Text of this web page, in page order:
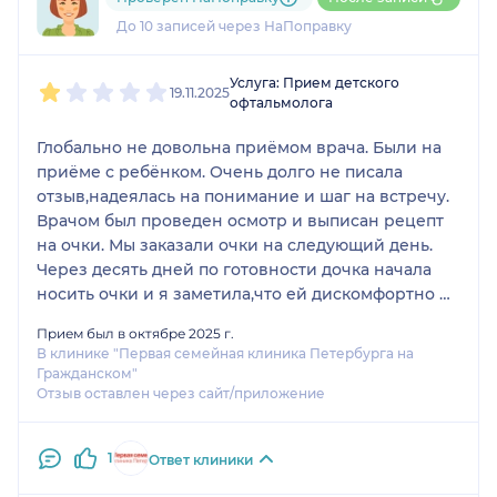
1 отзыви1 оценка
До 10 записей через НаПоправку
19.11.2025
Услуга: Прием детского
офтальмолога
Глобально не довольна приёмом врача. Были на
приёме с ребёнком. Очень долго не писала
отзыв,надеялась на понимание и шаг на встречу.
Врачом был проведен осмотр и выписан рецепт
на очки. Мы заказали очки на следующий день.
Через десять дней по готовности дочка начала
носить очки и я заметила,что ей дискомфортно и
повторный прием, но врач ушёл в отпуск. Не
стали ждать,так как мы уже целый месяц возились
с этим вопросом.
плюса, у нас в рецепте стоял минус,
Прием был в октябре 2025 г.
В клинике "Первая семейная клиника Петербурга на
Гражданском"
Отзыв оставлен через сайт/приложение
1 Ответ клиники